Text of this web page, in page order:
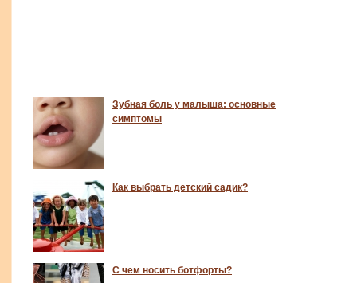
Зубная боль у малыша: основные
симптомы
Как выбрать детский садик?
С чем носить ботфорты?